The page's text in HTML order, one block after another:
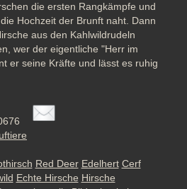
die ersten Rangkämpfe und
Hochzeit der Brunft naht. Dann
aus den Kahlwildrudeln
wer der eigentliche "Herr im
er seine Kräfte und lässt es ruhig
Red Deer Edelhert Cerf
Echte Hirsche Hirsche